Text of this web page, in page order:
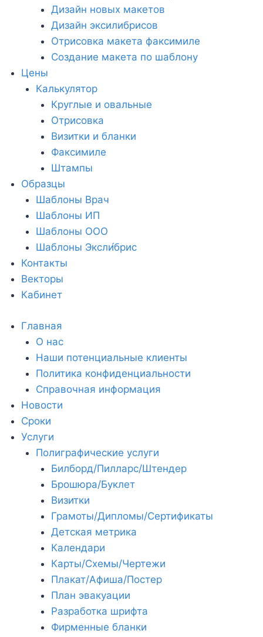
Дизайн новых макетов
Дизайн эксилибрисов
Отрисовка макета факсимиле
Создание макета по шаблону
Цены
Калькулятор
Круглые и овальные
Отрисовка
Визитки и бланки
Факсимиле
Штампы
Образцы
Шаблоны Врач
Шаблоны ИП
Шаблоны ООО
Шаблоны Эксли́брис
Контакты
Векторы
Кабинет
Главная
О нас
Наши потенциальные клиенты
Политика конфиденциальности
Справочная информация
Новости
Сроки
Услуги
Полиграфические услуги
Билборд/Пилларс/Штендер
Брошюра/Буклет
Визитки
Грамоты/Дипломы/Сертификаты
Детская метрика
Календари
Карты/Схемы/Чертежи
Плакат/Афиша/Постер
План эвакуации
Разработка шрифта
Фирменные бланки